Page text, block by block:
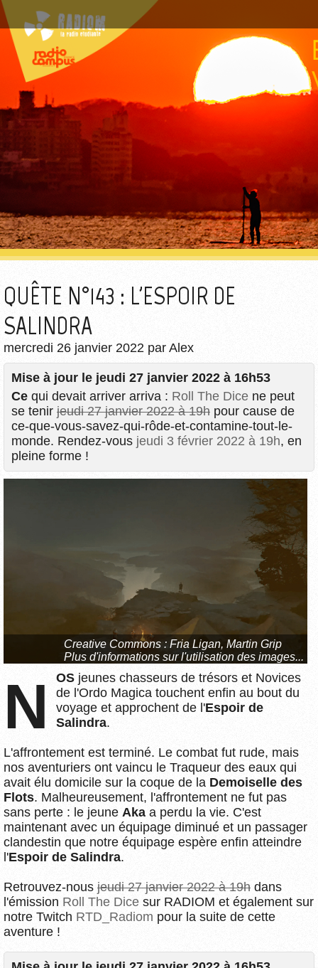
QUÊTE N°143 : L'ESPOIR DE
SALINDRA
mercredi 26 janvier 2022 par Alex
Mise à jour le jeudi 27 janvier 2022 à 16h53
Ce qui devait arriver arriva : Roll The Dice ne peut
se tenir jeudi 27 janvier 2022 à 19h pour cause de
ce-que-vous-savez-qui-rôde-et-contamine-tout-le-
monde. Rendez-vous jeudi 3 février 2022 à 19h, en
pleine forme !
Creative Commons : Fria Ligan, Martin Grip
Plus d'informations sur l'utilisation des images...
NOS jeunes chasseurs de trésors et Novices
de l'Ordo Magica touchent enfin au bout du
voyage et approchent de l'Espoir de
Salindra.
L'affrontement est terminé. Le combat fut rude, mais
nos aventuriers ont vaincu le Traqueur des eaux qui
avait élu domicile sur la coque de la Demoiselle des
Flots. Malheureusement, l'affrontement ne fut pas
sans perte : le jeune Aka a perdu la vie. C'est
maintenant avec un équipage diminué et un passager
clandestin que notre équipage espère enfin atteindre
l'Espoir de Salindra.
Retrouvez-nous jeudi 27 janvier 2022 à 19h dans
l'émission Roll The Dice sur RADIOM et également sur
notre Twitch RTD_Radiom pour la suite de cette
aventure !